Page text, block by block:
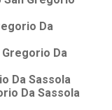
Da
Gregorio Da
Da Sassola
Da Sassola